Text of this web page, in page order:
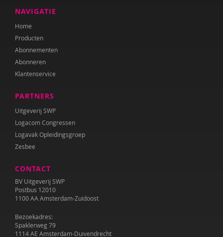
NAVIGATIE
Home
Producten
Abonnementen
Abonneren
Klantenservice
PARTNERS
Uitgeverij SWP
Logacom Congressen
Logavak Opleidingsgroep
Zesbee
CONTACT
BV Uitgeverij SWP
Postbus 12010
1100 AA Amsterdam-Zuidoost
Bezoekadres:
Spaklerweg 79
1114 AE Amsterdam-Duivendrecht